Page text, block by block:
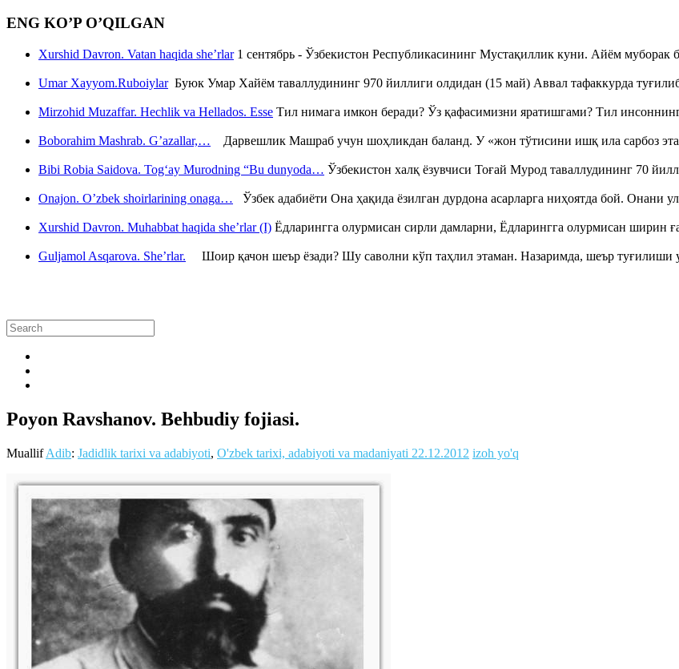
ENG KO’P O’QILGAN
Xurshid Davron. Vatan haqida she’rlar1 сентябрь - Ўзбекистон Республикасининг Мустақиллик куни. Айём
Umar Xayyom.RuboiylarБуюк Умар Хайём таваллудининг 970 йиллиги олдидан (15 май) Аввал тафаккурда
Mirzohid Muzaffar. Hechlik va Hellados. Esse Тил нимага имкон беради? Ўз қафасимизни яратишгами? Тил
Boborahim Mashrab. G’azallar,… Дарвешлик Машраб учун шоҳликдан баланд. У «жон тўтисини ишқ ила сарбоз
Bibi Robia Saidova. Tog‘ay Murodning “Bu dunyoda… Ўзбекистон халқ ёзувчиси Тоғай Мурод таваллудининг 70
Onajon. O’zbek shoirlarining onaga… Ўзбек адабиёти Она ҳақида ёзилган дурдона асарларга ниҳоятда бой.
Xurshid Davron. Muhabbat haqida she’rlar (I) Ёдларингга олурмисан сирли дамларни, Ёдларингга олурмисан
Guljamol Asqarova. She’rlar. Шоир қачон шеър ёзади? Шу саволни кўп таҳлил этаман. Назаримда, шеър
Poyon Ravshanov. Behbudiy fojiasi.
MuallifAdib: Jadidlik tarixi va adabiyoti, O'zbek tarixi, adabiyoti va madaniyati 22.12.2012 izoh yo'q